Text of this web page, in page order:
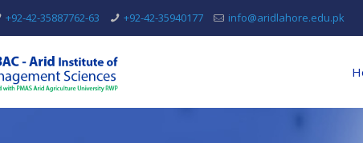
+92-42-35887762-63 +92-42-35940177 info@aridlahore.edu.pk